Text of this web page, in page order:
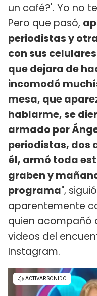
un café?'. Yo no
Pero que pasó,
periodistas y
con sus
que dejara de
incomodó
mesa, que
hablarme, se
armado por
periodistas, dos
él, armó toda
graben y
programa",
aparentemente
quien acompañó
videos del
Instagram.